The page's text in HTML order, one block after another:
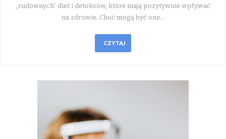
„cudownych” diet i detoksów, które mają pozytywnie wpływać
na zdrowie. Choć mogą być one…
CZYTAJ